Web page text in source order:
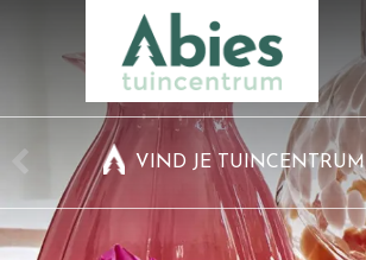
VIND JE TUINCENTRUM